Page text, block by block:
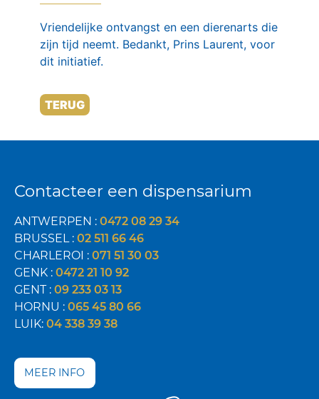
Vriendelijke ontvangst en een dierenarts die
zijn tijd neemt. Bedankt, Prins Laurent, voor
dit initiatief.
TERUG
Contacteer een dispensarium
ANTWERPEN : 0472 08 29 34
BRUSSEL : 02 511 66 46
CHARLEROI : 071 51 30 03
GENK : 0472 21 10 92
GENT : 09 233 03 13
HORNU : 065 45 80 66
LUIK: 04 338 39 38
MEER INFO